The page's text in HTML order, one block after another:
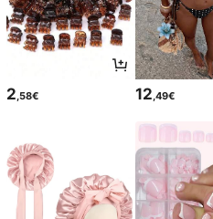
2,58€ 12,49€